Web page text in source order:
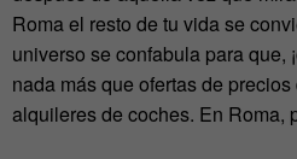
Roma el resto de tu vida se
universo se confabula para que,
nada más que ofertas de
alquileres de coches. En Roma,